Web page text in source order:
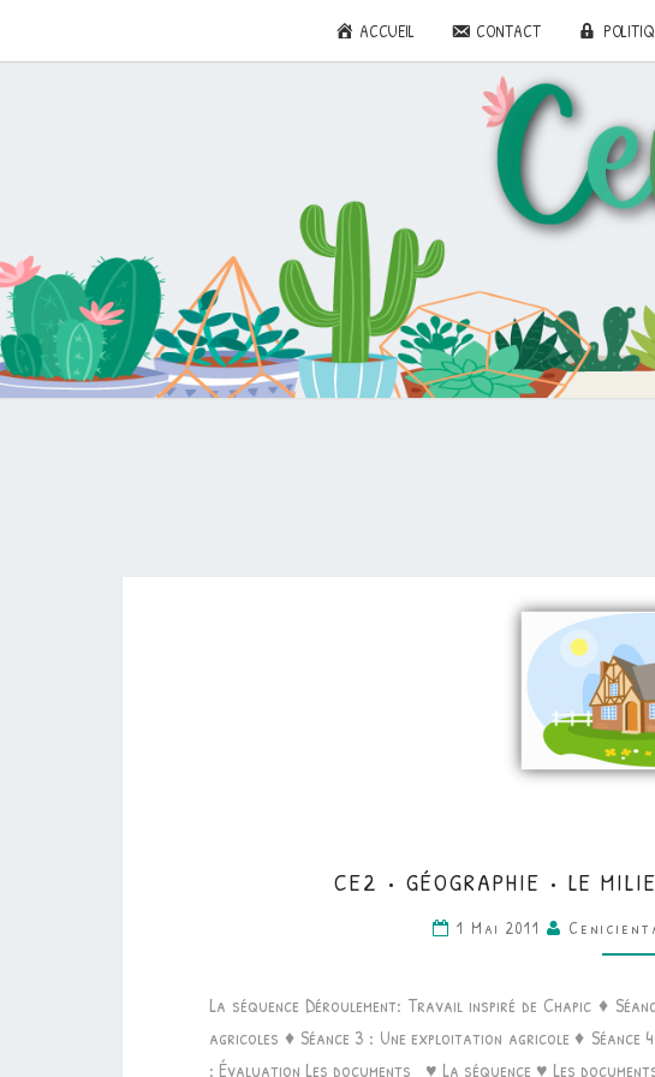
ACCUEIL CONTACT
•
CE2 • GÉOGRAPHIE • LE
1 Mai 2011
La séquence Déroulement: Travail inspiré de Chapic ♦
agricoles ♦ Séance 3 : Une exploitation agricole ♦
: Évaluation Les documents ♥ La séquence ♥ Les